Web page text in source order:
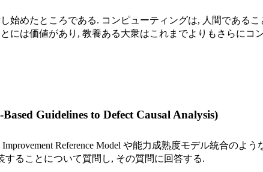
始めたところである. コンピューティングは, 人間である
には価値があり, 教養ある大衆はこれまでよりもさらにコ
Guidelines to Defect Causal Analysis)
Reference Model や能力成熟度モデル統合のよ
ることについて質問し, その質問に回答する.